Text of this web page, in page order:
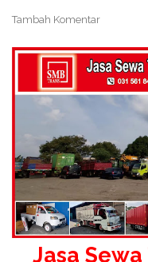
Tambah Komentar
Jasa